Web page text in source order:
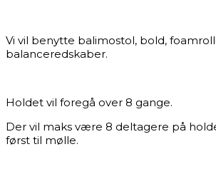
Vi vil benytte balimostol, bold,
balanceredskaber.
Holdet vil foregå over 8 gange.
Der vil maks være 8 deltagere på
først til mølle.